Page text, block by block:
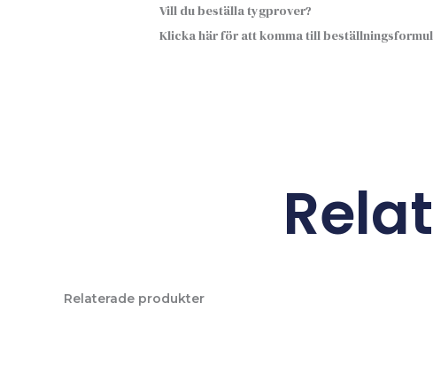
Vill du beställa tygprover?
Klicka här för att komma till
Relaterade produkter